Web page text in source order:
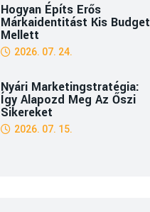
Hogyan Építs Erős
Márkaidentitást Kis Budget
Mellett
2026. 07. 24.
Nyári Marketingstratégia:
Így Alapozd Meg Az Őszi
Sikereket
2026. 07. 15.